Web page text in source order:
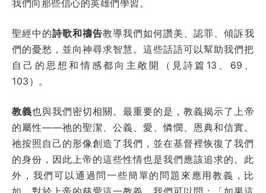
我們向那些信心的英雄們學習。
聖經中的詩歌和禱告教導我們如何讚美、認罪、傾訴我
們的憂愁，並向神尋求智慧。這些話語可以幫助我們把
自己的思想和情感都向主敞開（見詩篇13、69、
103）。
教義也與我們密切相關。最重要的是，教義揭示了上帝
的屬性——祂的聖潔、公義、愛、憐憫、恩典和信實。
祂按照自己的形像創造了我們，並在基督裡恢復了我們
的身份，因此上帝的這些性情也是我們應該追求的。此
外，我們可以通過問一些簡單的問題來應用教義，比